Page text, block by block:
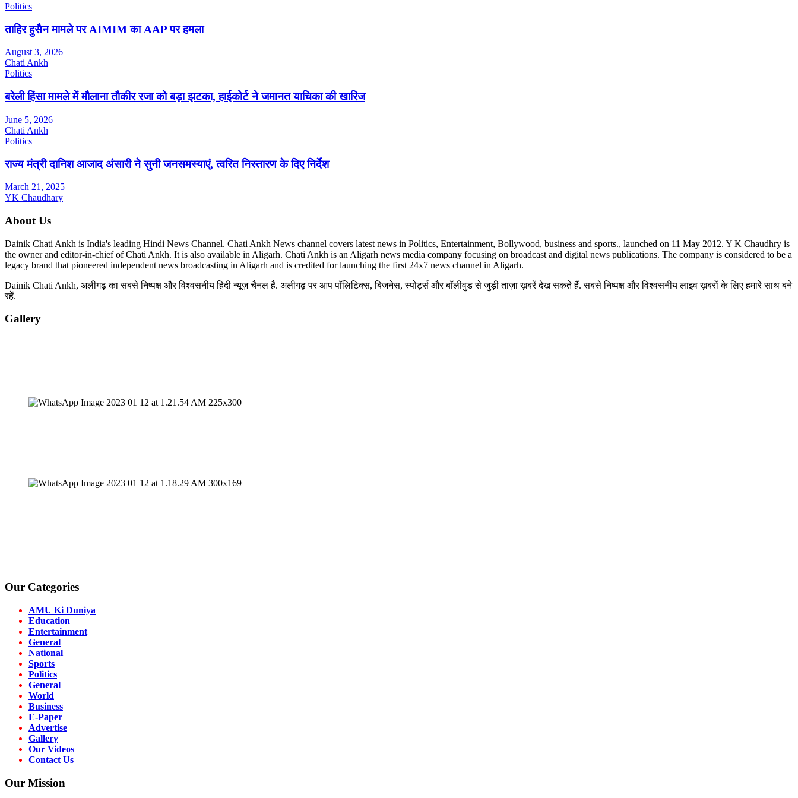
Politics
ताहिर हुसैन मामले पर AIMIM का AAP पर हमला
August 3, 2026
Chati Ankh
Politics
बरेली हिंसा मामले में मौलाना तौकीर रजा को बड़ा झटका, हाईकोर्ट ने जमानत याचिका की खारिज
June 5, 2026
Chati Ankh
Politics
राज्य मंत्री दानिश आजाद अंसारी ने सुनी जनसमस्याएं, त्वरित निस्तारण के दिए निर्देश
March 21, 2025
YK Chaudhary
About Us
Dainik Chati Ankh is India's leading Hindi News Channel. Chati Ankh News channel covers latest news in Politics, Entertainment, Bollywood, business and sports., launched on 11 May 2012. Y K Chaudhry is
the owner and editor-in-chief of Chati Ankh. It is also available in Aligarh. Chati Ankh is an Aligarh news media company focusing on broadcast and digital news publications. The company is considered to be a
legacy brand that pioneered independent news broadcasting in Aligarh and is credited for launching the first 24x7 news channel in Aligarh.
Dainik Chati Ankh, अलीगढ़ का सबसे निष्पक्ष और विश्वसनीय हिंदी न्यूज़ चैनल है. अलीगढ़ पर आप पॉलिटिक्स, बिजनेस, स्पोर्ट्स और बॉलीवुड से जुड़ी ताज़ा ख़बरें देख सकते हैं. सबसे निष्पक्ष और विश्वसनीय लाइव ख़बरों के लिए हमारे साथ बने
रहें.
Gallery
Our Categories
AMU Ki Duniya
Education
Entertainment
General
National
Sports
Politics
General
World
Business
E-Paper
Advertise
Gallery
Our Videos
Contact Us
Our Mission